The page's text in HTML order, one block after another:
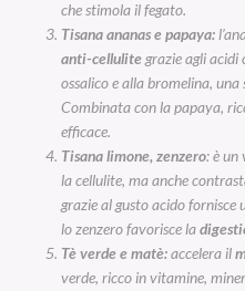
che stimola il fegato.
Tisana ananas e papaya:
anti-cellulitegrazie agli acidi
ossalico e alla bromelina,
Combinata con la papaya,
efficace.
Tisana limone, zenzero: è un
la cellulite, ma anche
grazie al gusto acido fornisce
lo zenzero favorisce la
Tè verde e matè:accelera il
verde, ricco in vitamine,